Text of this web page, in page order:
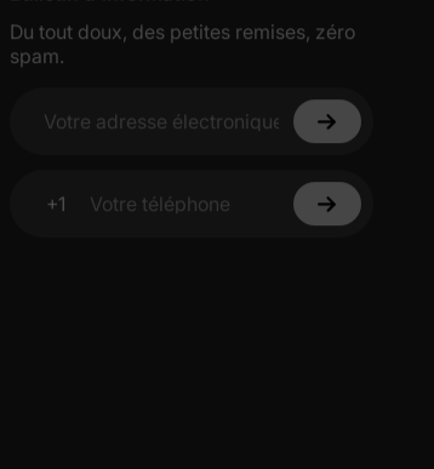
Du tout doux, des petites remises, zéro
spam.
Votre adresse électronique
+1
Votre téléphone